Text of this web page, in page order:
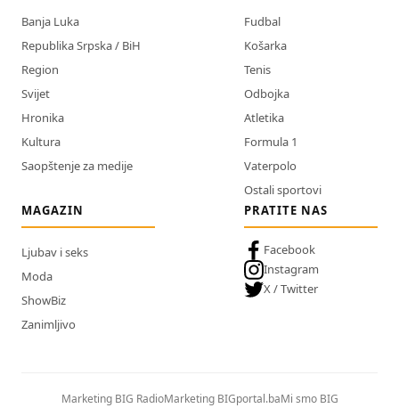
Banja Luka
Republika Srpska / BiH
Region
Svijet
Hronika
Kultura
Saopštenje za medije
Fudbal
Košarka
Tenis
Odbojka
Atletika
Formula 1
Vaterpolo
Ostali sportovi
MAGAZIN
Ljubav i seks
Moda
ShowBiz
Zanimljivo
PRATITE NAS
Facebook
Instagram
X / Twitter
Marketing BIG RadioMarketing BIGportal.baMi smo BIG